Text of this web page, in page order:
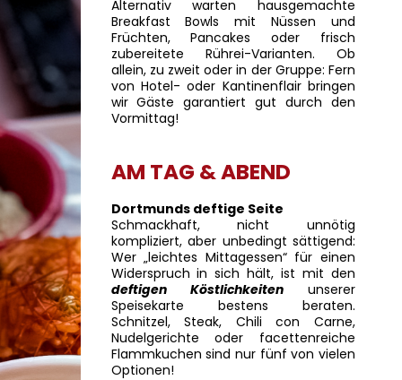
Alternativ warten hausgemachte
Breakfast Bowls mit Nüssen und
Früchten, Pancakes oder frisch
zubereitete Rührei-Varianten. Ob
allein, zu zweit oder in der Gruppe: Fern
von Hotel- oder Kantinenflair bringen
wir Gäste garantiert gut durch den
Vormittag!
AM TAG & ABEND
Dortmunds deftige Seite
Schmackhaft, nicht unnötig
kompliziert, aber unbedingt sättigend:
Wer „leichtes Mittagessen“ für einen
Widerspruch in sich hält, ist mit den
deftigen Köstlichkeitenunserer
Speisekarte bestens beraten.
Schnitzel, Steak, Chili con Carne,
Nudelgerichte oder facettenreiche
Flammkuchen sind nur fünf von vielen
Optionen!